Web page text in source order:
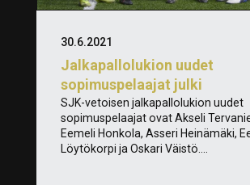
Jalkapallolukion uudet
sopimuspelaajat julki
30.6.2021
SJK-vetoisen jalkapallolukion uudet
sopimuspelaajat ovat Akseli
Eemeli Honkola, Asseri Heinämäki,
Löytökorpi ja Oskari Väistö....